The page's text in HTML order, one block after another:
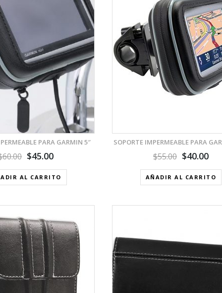
PARA GARMIN 5″
60.00 $45.00
AL CARRITO
AÑADIR A LA LISTA DE DESEOS
SOPORTE IMPERMEABLE PARA
$55.00 $40.00
AÑADIR AL CARRITO
VISTA
AÑADIR A LA
VISTA RÁPIDA
AÑADIR A LA LISTA DE DESEOS
VISTA